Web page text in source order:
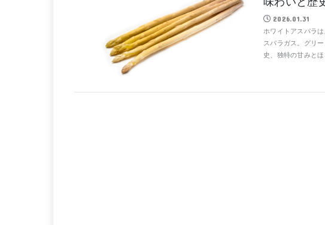
2026.01.31
ホワイトアスパラ
スパラガス。グリ
史、独特の甘みと